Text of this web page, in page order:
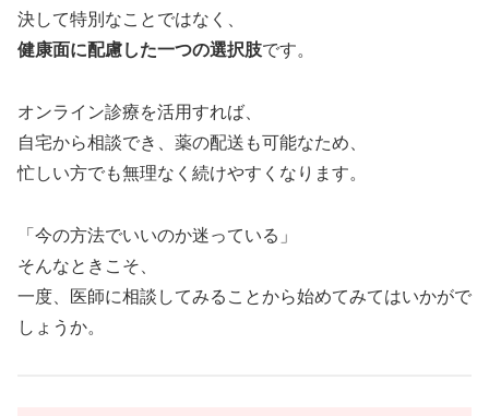
決して特別なことではなく、
健康面に配慮した一つの選択肢です。
オンライン診療を活用すれば、
自宅から相談でき、薬の配送も可能なため、
忙しい方でも無理なく続けやすくなります。
「今の方法でいいのか迷っている」
そんなときこそ、
一度、医師に相談してみることから始めてみてはいかがで
しょうか。